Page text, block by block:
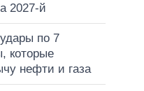
2027-й
по 7
которые
нефти и газа